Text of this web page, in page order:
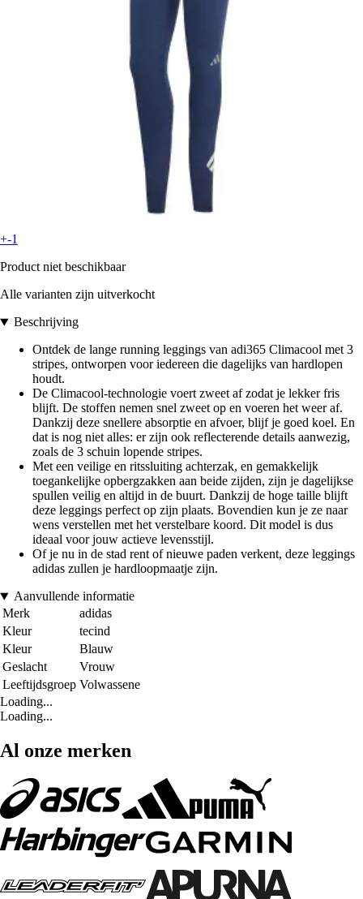
+-1
Product niet beschikbaar
Alle varianten zijn uitverkocht
Beschrijving
Ontdek de lange running leggings van adi365 Climacool met 3
stripes, ontworpen voor iedereen die dagelijks van hardlopen
houdt.
De Climacool-technologie voert zweet af zodat je lekker fris
blijft. De stoffen nemen snel zweet op en voeren het weer af.
Dankzij deze snellere absorptie en afvoer, blijf je goed koel. En
dat is nog niet alles: er zijn ook reflecterende details aanwezig,
zoals de 3 schuin lopende stripes.
Met een veilige en ritssluiting achterzak, en gemakkelijk
toegankelijke opbergzakken aan beide zijden, zijn je dagelijkse
spullen veilig en altijd in de buurt. Dankzij de hoge taille blijft
deze leggings perfect op zijn plaats. Bovendien kun je ze naar
wens verstellen met het verstelbare koord. Dit model is dus
ideaal voor jouw actieve levensstijl.
Of je nu in de stad rent of nieuwe paden verkent, deze leggings
adidas zullen je hardloopmaatje zijn.
Aanvullende informatie
Merk
adidas
Kleur
tecind
Kleur
Blauw
Geslacht
Vrouw
Leeftijdsgroep Volwassene
Loading...
Loading...
Al onze merken